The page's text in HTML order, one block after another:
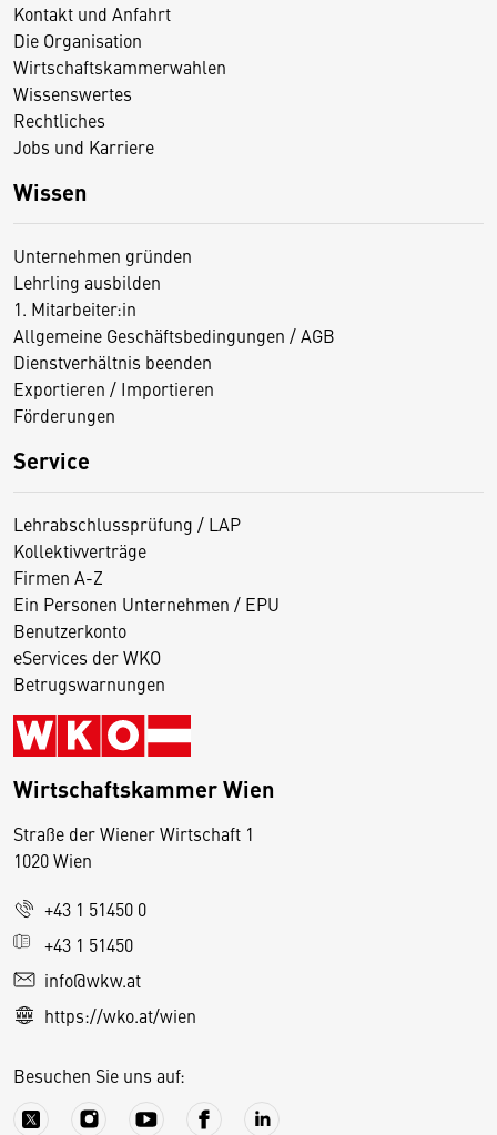
Kontakt und Anfahrt
Die Organisation
Wirtschaftskammerwahlen
Wissenswertes
Rechtliches
Jobs und Karriere
Wissen
Unternehmen gründen
Lehrling ausbilden
1. Mitarbeiter:in
Allgemeine Geschäftsbedingungen / AGB
Dienstverhältnis beenden
Exportieren / Importieren
Förderungen
Service
Lehrabschlussprüfung / LAP
Kollektivverträge
Firmen A-Z
Ein Personen Unternehmen / EPU
Benutzerkonto
eServices der WKO
Betrugswarnungen
Wirtschaftskammer Wien
Straße der Wiener Wirtschaft 1
1020 Wien
+43 1 51450 0
+43 1 51450
info@wkw.at
https://wko.at/wien
Besuchen Sie uns auf:
D
e
s
S
e